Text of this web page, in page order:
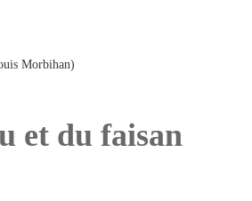
Morbihan)
et du faisan